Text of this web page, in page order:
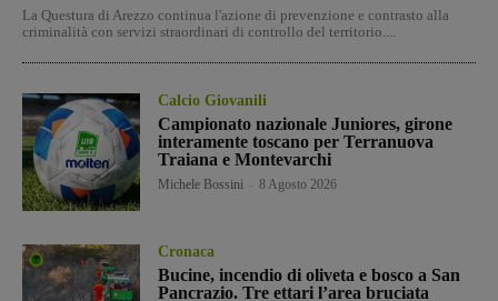
La Questura di Arezzo continua l'azione di prevenzione e contrasto alla
criminalità con servizi straordinari di controllo del territorio....
Calcio Giovanili
Campionato nazionale Juniores, girone
interamente toscano per Terranuova
Traiana e Montevarchi
Michele Bossini 8 Agosto 2026
Cronaca
Bucine, incendio di oliveta e bosco a San
Pancrazio. Tre ettari l’area bruciata